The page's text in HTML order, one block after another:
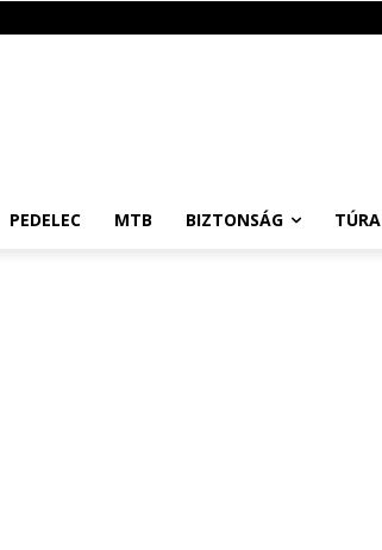
PEDELEC MTB BIZTONSÁG TÚRA